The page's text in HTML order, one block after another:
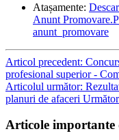
Atașamente:
Anunt
anunt_promovare
Articol precedent:
profesional superior -
Articolul următor:
planuri de afaceri Următor
Articole importante